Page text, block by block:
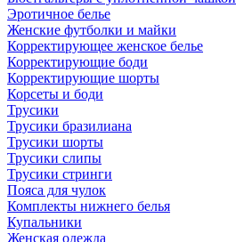
Эротичное белье
Женские футболки и майки
Корректирующее женское белье
Корректирующие боди
Корректирующие шорты
Корсеты и боди
Трусики
Трусики бразилиана
Трусики шорты
Трусики слипы
Трусики стринги
Пояса для чулок
Комплекты нижнего белья
Купальники
Женская одежда